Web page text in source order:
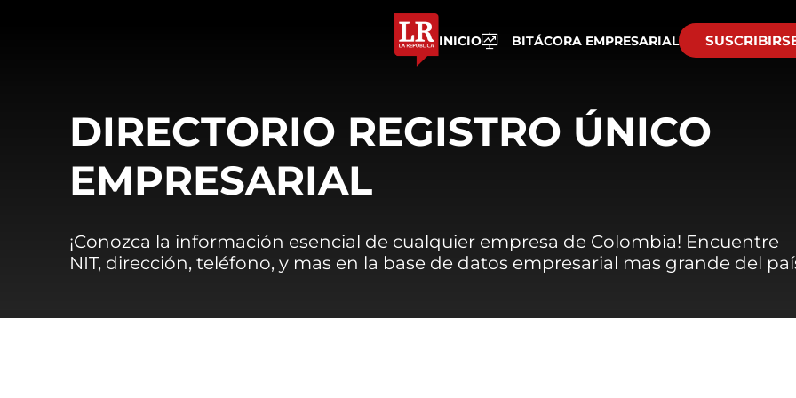
INICIO BITÁCORA EMPRESARIAL
DIRECTORIO REGISTRO ÚNICO
EMPRESARIAL
¡Conozca la información esencial de cualquier empresa de Colombia! Encuentre
NIT, dirección, teléfono, y mas en la base de datos empresarial mas grande del